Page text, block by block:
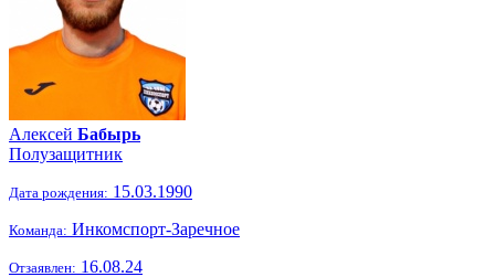
Алексей Бабырь
Полузащитник
Дата рождения: 15.03.1990
Команда: Инкомспорт-Заречное
Отзаявлен: 16.08.24